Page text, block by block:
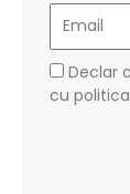
Email
GDPRDeclar
cu